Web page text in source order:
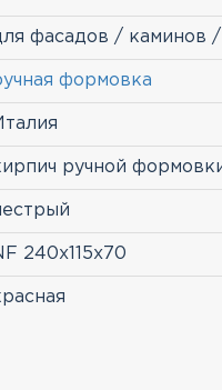
фасадов / каминов
формовка
ручной
240x115x70